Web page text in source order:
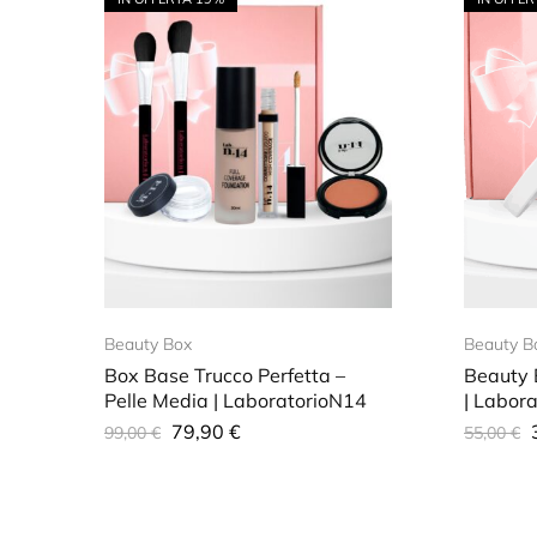
Beauty Box
Box Base Trucco Perfetta –
Pelle Media | LaboratorioN14
99,00€ 79,90 €
Beauty
Beauty
|
55,00€